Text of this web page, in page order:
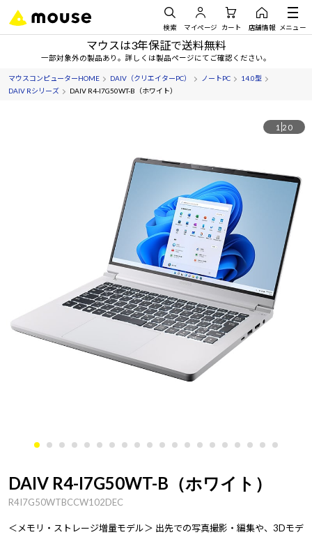
検索 マイページ カート 店舗情報 メニュー
マウスは3年保証で送料無料
一部対象外の製品あり。詳しくは製品ページにてご確認ください。
マウスコンピューターHOME DAIV（クリエイターPC） ノートPC
14.0型
DAIV Rシリーズ
DAIV R4-I7G50WT-B（ホワイト）
1 20
DAIV R4-I7G50WT-B（ホワイト）
R4I7G50WTBCCW102DEC
＜メモリ・ストレージ増量モデル＞ 出先での写真撮影・編集や、3Dモデ